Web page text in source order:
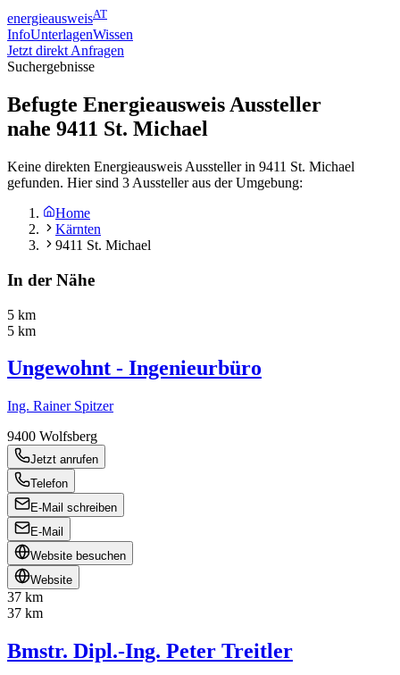
energieausweisAT
InfoUnterlagenWissen
Jetzt direkt Anfragen
Suchergebnisse
Befugte Energieausweis Aussteller
nahe 9411 St. Michael
Keine direkten Energieausweis Aussteller in 9411 St. Michael
gefunden. Hier sind 3 Aussteller aus der Umgebung:
Home
Kärnten
9411 St. Michael
In der Nähe
5 km
5 km
Ungewohnt - Ingenieurbüro
Ing. Rainer Spitzer
9400 Wolfsberg
Jetzt anrufen
Telefon
E-Mail schreiben
E-Mail
Website besuchen
Website
37 km
37 km
Bmstr. Dipl.-Ing. Peter Treitler